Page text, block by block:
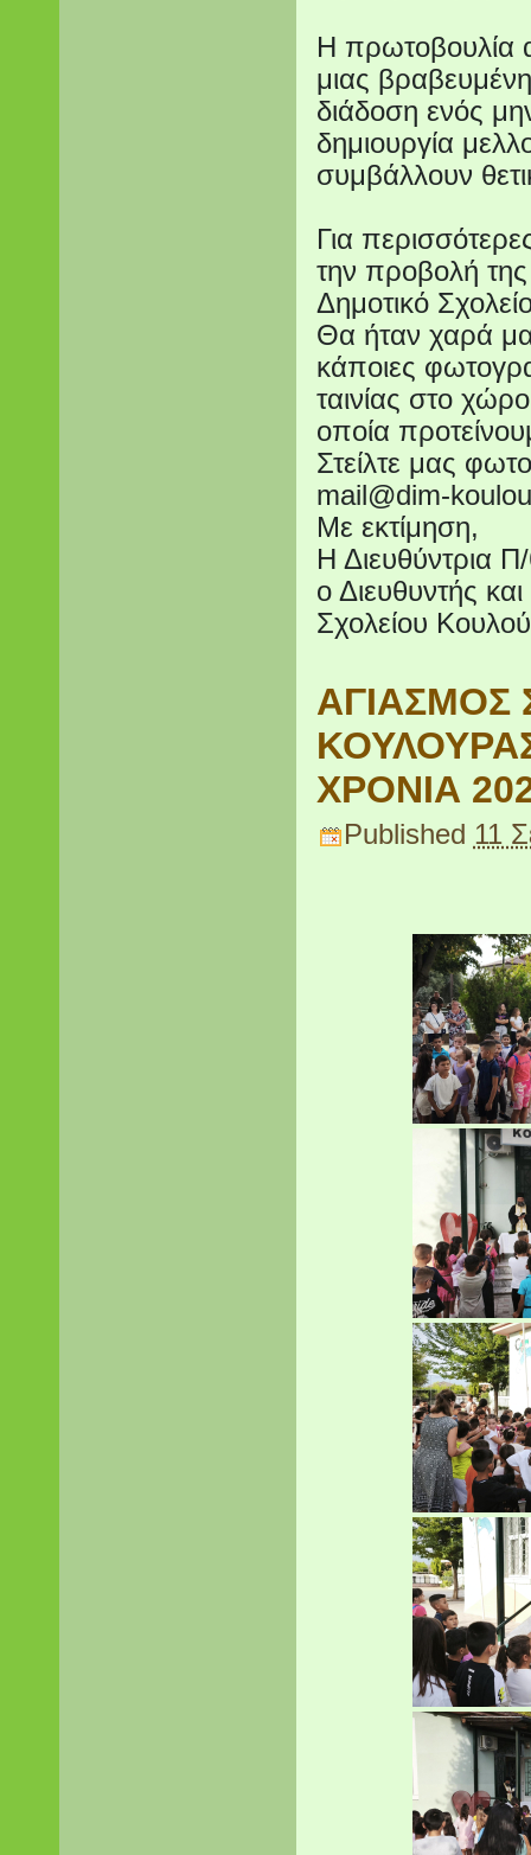
Η πρωτοβουλία
μιας
διάδοση ενός
δημιουργία
συμβάλλουν
Για
την προβολή της
Δημοτικό
Θα ήταν χαρά
κάποιες
ταινίας στο
οποία
Στείλτε μας
mail@dim-
Με εκτίμηση,
Η Διευθύντρια
ο Διευθυντής
Σχολείου
ΑΓΙΑΣΜΟΣ
ΧΡΟΝΙΑ
Published 11